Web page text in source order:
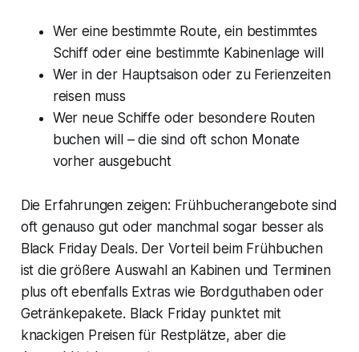
Wer eine bestimmte Route, ein bestimmtes
Schiff oder eine bestimmte Kabinenlage will
Wer in der Hauptsaison oder zu Ferienzeiten
reisen muss
Wer neue Schiffe oder besondere Routen
buchen will – die sind oft schon Monate
vorher ausgebucht
Die Erfahrungen zeigen: Frühbucherangebote sind
oft genauso gut oder manchmal sogar besser als
Black Friday Deals. Der Vorteil beim Frühbuchen
ist die größere Auswahl an Kabinen und Terminen
plus oft ebenfalls Extras wie Bordguthaben oder
Getränkepakete. Black Friday punktet mit
knackigen Preisen für Restplätze, aber die